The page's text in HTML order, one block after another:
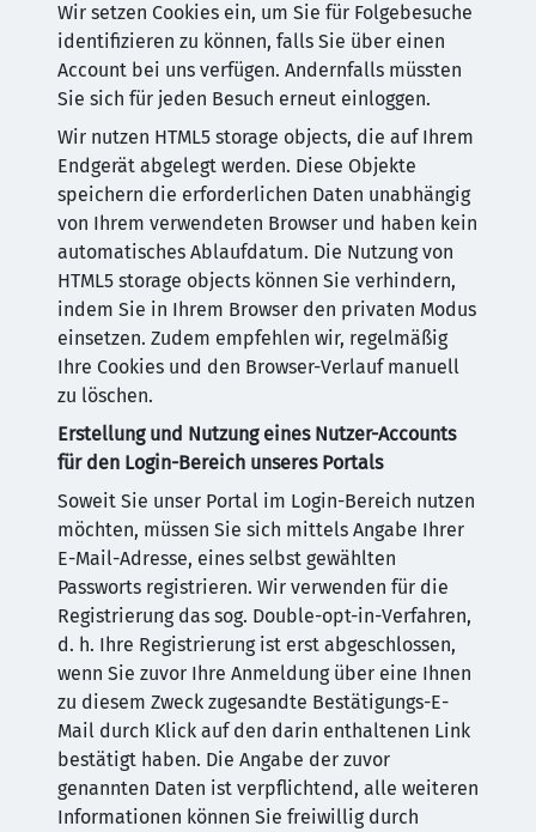
Wir setzen Cookies ein, um Sie für Folgebesuche
identifizieren zu können, falls Sie über einen
Account bei uns verfügen. Andernfalls müssten
Sie sich für jeden Besuch erneut einloggen.
Wir nutzen HTML5 storage objects, die auf Ihrem
Endgerät abgelegt werden. Diese Objekte
speichern die erforderlichen Daten unabhängig
von Ihrem verwendeten Browser und haben kein
automatisches Ablaufdatum. Die Nutzung von
HTML5 storage objects können Sie verhindern,
indem Sie in Ihrem Browser den privaten Modus
einsetzen. Zudem empfehlen wir, regelmäßig
Ihre Cookies und den Browser-Verlauf manuell
zu löschen.
Erstellung und Nutzung eines Nutzer-Accounts
für den Login-Bereich unseres Portals
Soweit Sie unser Portal im Login-Bereich nutzen
möchten, müssen Sie sich mittels Angabe Ihrer
E-Mail-Adresse, eines selbst gewählten
Passworts registrieren. Wir verwenden für die
Registrierung das sog. Double-opt-in-Verfahren,
d. h. Ihre Registrierung ist erst abgeschlossen,
wenn Sie zuvor Ihre Anmeldung über eine Ihnen
zu diesem Zweck zugesandte Bestätigungs-E-
Mail durch Klick auf den darin enthaltenen Link
bestätigt haben. Die Angabe der zuvor
genannten Daten ist verpflichtend, alle weiteren
Informationen können Sie freiwillig durch